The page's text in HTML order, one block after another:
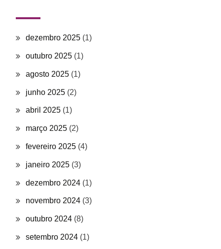
dezembro 2025 (1)
outubro 2025 (1)
agosto 2025 (1)
junho 2025 (2)
abril 2025 (1)
março 2025 (2)
fevereiro 2025 (4)
janeiro 2025 (3)
dezembro 2024 (1)
novembro 2024 (3)
outubro 2024 (8)
setembro 2024 (1)